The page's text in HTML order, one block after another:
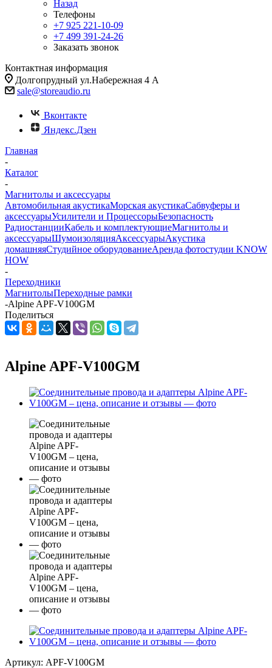
Назад
Телефоны
+7 925 221-10-09
+7 499 391-24-26
Заказать звонок
Контактная информация
Долгопрудный ул.Набережная 4 А
sale@storeaudio.ru
Вконтакте
Яндекс.Дзен
Главная
-
Каталог
-
Магнитолы и аксессуары
Автомобильная акустикаМорская акустикаСабвуферы и
аксессуарыУсилители и ПроцессорыБезопасность
РадиостанцииКабель и комплектующиеМагнитолы и
аксессуарыШумоизоляцияАксессуарыАкустика
домашняяСтудийное оборудованиеАренда фотостудии KNOW
HOW
-
Переходники
МагнитолыПереходные рамки
-Alpine APF-V100GM
Поделиться
Alpine APF-V100GM
Артикул: APF-V100GM